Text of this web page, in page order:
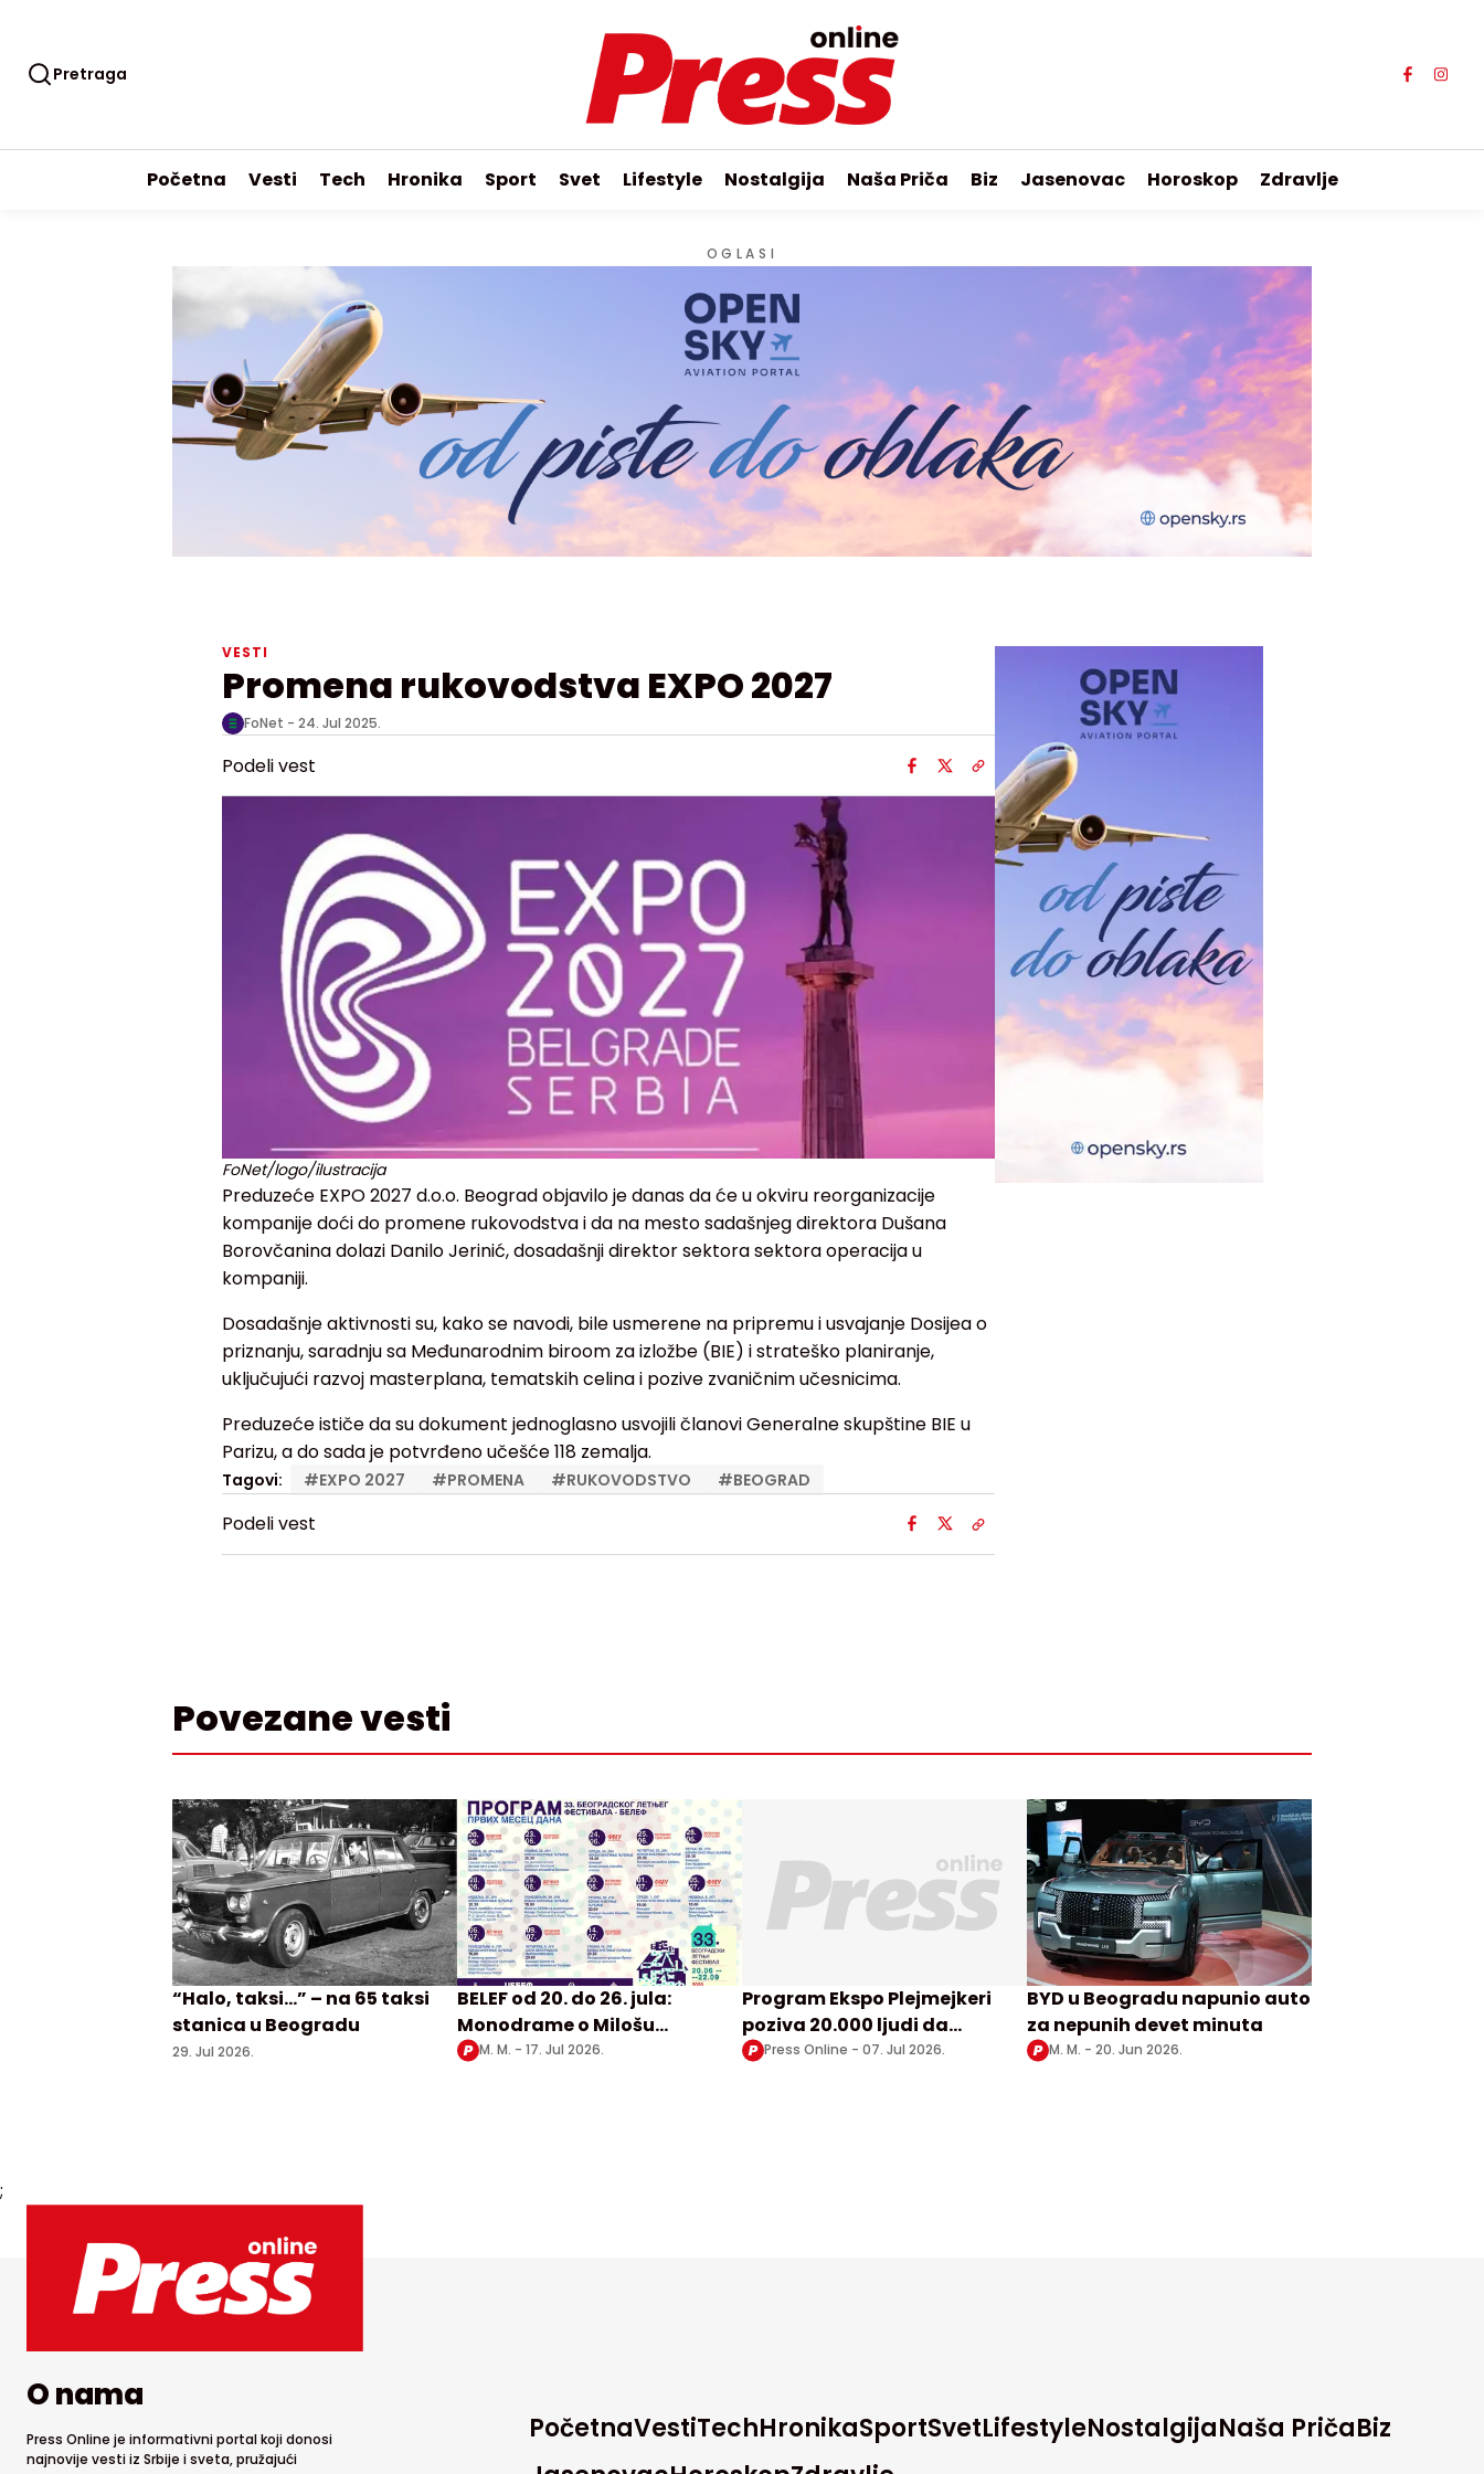
Pretraga
Početna Vesti Tech Hronika Sport Svet Lifestyle Nostalgija Naša Priča Biz Jasenovac Horoskop Zdravlje
OGLASI
VESTI
Promena rukovodstva EXPO 2027
FoNet - 24. Jul 2025.
Podeli vest
FoNet/logo/ilustracija
Preduzeće EXPO 2027 d.o.o. Beograd objavilo je danas da će u okviru reorganizacije
kompanije doći do promene rukovodstva i da na mesto sadašnjeg direktora Dušana
Borovčanina dolazi Danilo Jerinić, dosadašnji direktor sektora sektora operacija u
kompaniji.
Dosadašnje aktivnosti su, kako se navodi, bile usmerene na pripremu i usvajanje Dosijea o
priznanju, saradnju sa Međunarodnim biroom za izložbe (BIE) i strateško planiranje,
uključujući razvoj masterplana, tematskih celina i pozive zvaničnim učesnicima.
Preduzeće ističe da su dokument jednoglasno usvojili članovi Generalne skupštine BIE u
Parizu, a do sada je potvrđeno učešće 118 zemalja.
Tagovi: #EXPO 2027 #PROMENA #RUKOVODSTVO #BEOGRAD
Podeli vest
Povezane vesti
“Halo, taksi…” – na 65 taksi
stanica u Beogradu
29. Jul 2026.
BELEF od 20. do 26. jula:
Monodrame o Milošu
Obrenoviću i Milunki Savić,
M. M. - 17. Jul 2026.
Program Ekspo Plejmejkeri
poziva 20.000 ljudi da
postanu deo Ekspa i
Press Online - 07. Jul 2026.
BYD u Beogradu napunio auto
za nepunih devet minuta
M. M. - 20. Jun 2026.
;
O nama
Press Online je informativni portal koji donosi
najnovije vesti iz Srbije i sveta, pružajući
PočetnaVestiTechHronikaSportSvetLifestyleNostalgijaNaša PričaBiz